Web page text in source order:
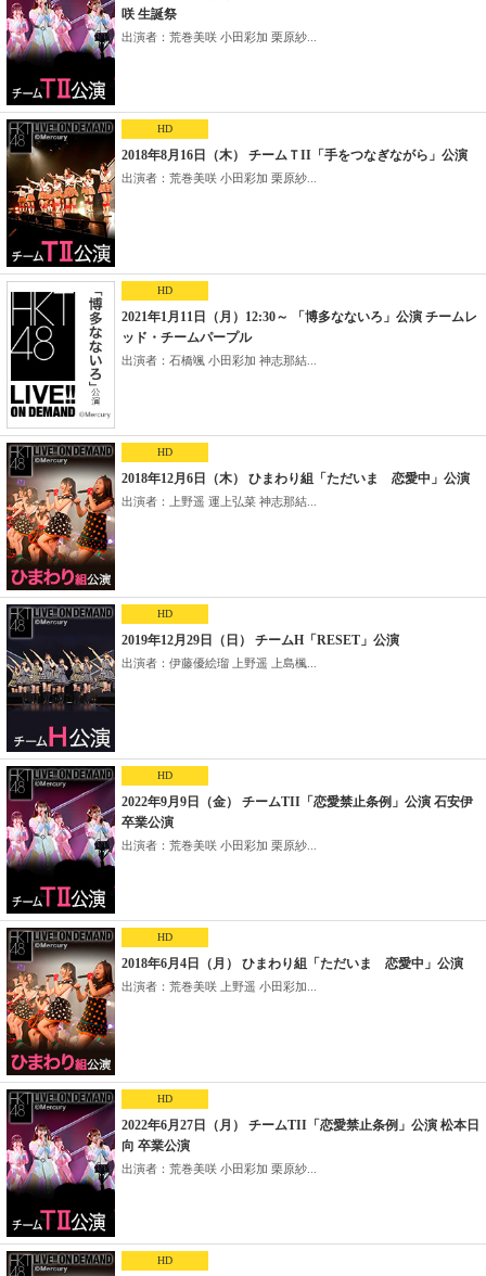
咲 生誕祭
出演者：荒巻美咲 小田彩加 栗原紗...
HD
2018年8月16日（木） チームＴII「手をつなぎながら」公演
出演者：荒巻美咲 小田彩加 栗原紗...
HD
2021年1月11日（月）12:30～ 「博多なないろ」公演 チームレ
ッド・チームパープル
出演者：石橋颯 小田彩加 神志那結...
HD
2018年12月6日（木） ひまわり組「ただいま 恋愛中」公演
出演者：上野遥 運上弘菜 神志那結...
HD
2019年12月29日（日） チームH「RESET」公演
出演者：伊藤優絵瑠 上野遥 上島楓...
HD
2022年9月9日（金） チームTII「恋愛禁止条例」公演 石安伊
卒業公演
出演者：荒巻美咲 小田彩加 栗原紗...
HD
2018年6月4日（月） ひまわり組「ただいま 恋愛中」公演
出演者：荒巻美咲 上野遥 小田彩加...
HD
2022年6月27日（月） チームTII「恋愛禁止条例」公演 松本日
向 卒業公演
出演者：荒巻美咲 小田彩加 栗原紗...
HD